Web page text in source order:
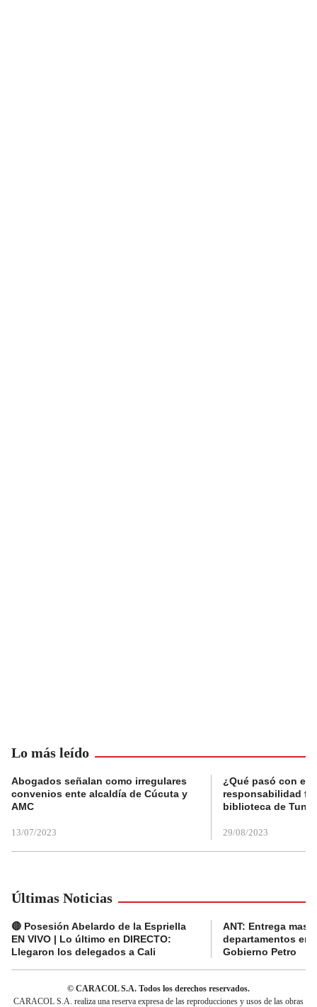
Lo más leído
Abogados señalan como irregulares
convenios ente alcaldía de Cúcuta y
AMC
13/07/2023
¿Qué pasó con el
responsabilidad
biblioteca de
29/08/2023
Últimas Noticias
🔴 Posesión Abelardo de la Espriella
EN VIVO | Lo último en DIRECTO:
Llegaron los delegados a Cali
ANT: Entrega
departamentos en
Gobierno Petro
© CARACOL S.A. Todos los derechos reservados.
CARACOL S.A. realiza una reserva expresa de las reproducciones y usos de las obras